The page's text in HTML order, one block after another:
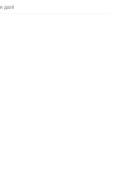
далі